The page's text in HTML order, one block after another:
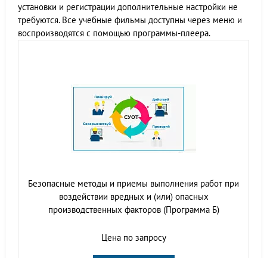
установки и регистрации дополнительные настройки не
требуются. Все учебные фильмы доступны через меню и
воспроизводятся с помощью программы-плеера.
Безопасные методы и приемы выполнения работ при
воздействии вредных и (или) опасных
производственных факторов (Программа Б)
Цена по запросу